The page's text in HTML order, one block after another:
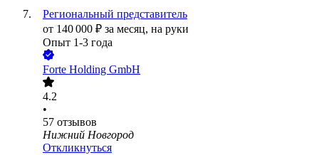
Региональный представитель
от 140 000 ₽ за месяц, на руки
Опыт 1-3 года
Forte Holding GmbH
4.2
•
57 отзывов
Нижний Новгород
Откликнуться